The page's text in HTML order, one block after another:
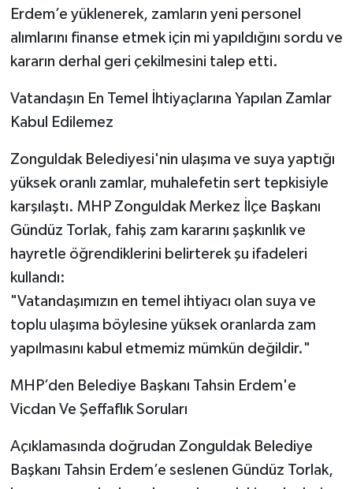
Erdem’e yüklenerek, zamların yeni personel
alımlarını finanse etmek için mi yapıldığını sordu ve
kararın derhal geri çekilmesini talep etti.
​Vatandaşın En Temel İhtiyaçlarına Yapılan Zamlar
Kabul Edilemez
​Zonguldak Belediyesi'nin ulaşıma ve suya yaptığı
yüksek oranlı zamlar, muhalefetin sert tepkisiyle
karşılaştı. MHP Zonguldak Merkez İlçe Başkanı
Gündüz Torlak, fahiş zam kararını şaşkınlık ve
hayretle öğrendiklerini belirterek şu ifadeleri
kullandı:
​"Vatandaşımızın en temel ihtiyacı olan suya ve
toplu ulaşıma böylesine yüksek oranlarda zam
yapılmasını kabul etmemiz mümkün değildir."
​MHP’den Belediye Başkanı Tahsin Erdem'e
Vicdan Ve Şeffaflık Soruları
​Açıklamasında doğrudan Zonguldak Belediye
Başkanı Tahsin Erdem’e seslenen Gündüz Torlak,